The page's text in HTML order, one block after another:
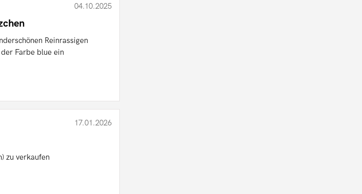
04.10.2025
Reinrassigen
Farbe blue ein
17.01.2026
zu verkaufen